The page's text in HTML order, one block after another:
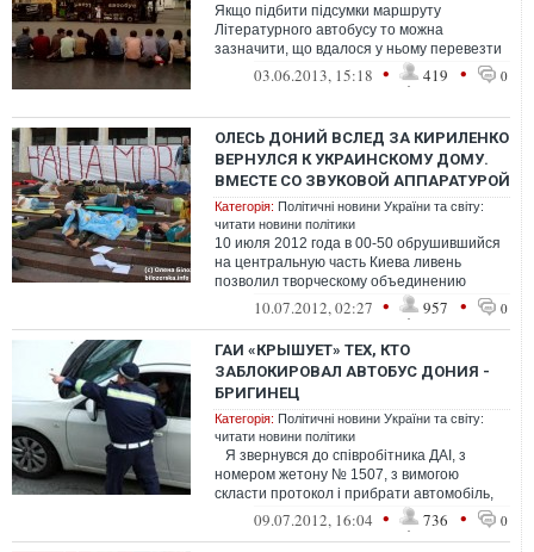
Якщо підбити підсумки маршруту
Літературного автобусу то можна
зазначити, що вдалося у ньому перевезти
кілька сотен пасажирів, серед яких і знані
03.06.2013, 15:18 • 419 • 0
ОЛЕСЬ ДОНИЙ ВСЛЕД ЗА КИРИЛЕНКО
ВЕРНУЛСЯ К УКРАИНСКОМУ ДОМУ.
ВМЕСТЕ СО ЗВУКОВОЙ АППАРАТУРОЙ
Категорія: Політичні новини України та світу:
читати новини політики
10 июля 2012 года в 00-50 обрушившийся
на центральную часть Киева ливень
позволил творческому объединению
«ОстаNNя барикада» разблокировать
10.07.2012, 02:27 • 957 • 0
ГАИ «КРЫШУЕТ» ТЕХ, КТО
ЗАБЛОКИРОВАЛ АВТОБУС ДОНИЯ -
БРИГИНЕЦ
Категорія: Політичні новини України та світу:
читати новини політики
Я звернувся до співробітника ДАІ, з
номером жетону № 1507, з вимогою
скласти протокол і прибрати автомобіль,
який не лише блокує авт...
09.07.2012, 16:04 • 736 • 0